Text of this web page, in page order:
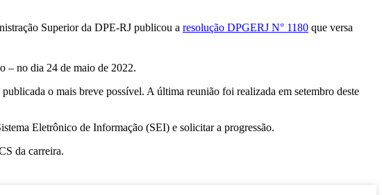
Superior da DPE-RJ publicou a resolução DPGERJ N° 1180 que versa
– no dia 24 de maio de 2022.
o mais breve possível. A última reunião foi realizada em setembro deste
Eletrônico de Informação (SEI) e solicitar a progressão.
da carreira.